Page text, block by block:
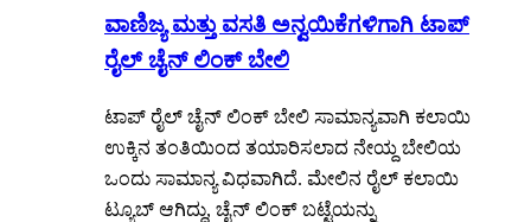
ವಾಣಿಜ್ಯ ಮತ್ತು ವಸತಿ ಅನ್ವಯಿಕೆಗಳಿಗಾಗಿ ಟಾಪ್
ರೈಲ್ ಚೈನ್ ಲಿಂಕ್ ಬೇಲಿ
ಟಾಪ್ ರೈಲ್ ಚೈನ್ ಲಿಂಕ್ ಬೇಲಿ ಸಾಮಾನ್ಯವಾಗಿ ಕಲಾಯಿ
ಉಕ್ಕಿನ ತಂತಿಯಿಂದ ತಯಾರಿಸಲಾದ ನೇಯ್ದ ಬೇಲಿಯ
ಒಂದು ಸಾಮಾನ್ಯ ವಿಧವಾಗಿದೆ. ಮೇಲಿನ ರೈಲ್ ಕಲಾಯಿ
ಟ್ಯೂಬ್ ಆಗಿದ್ದು, ಚೈನ್ ಲಿಂಕ್ ಬಟ್ಟೆಯನ್ನು